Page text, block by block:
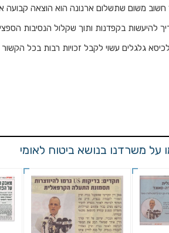
חשוב משום שתשלום ארנונה הוא הוצאה קבועה
להיעשות בקפדנות ותוך שקלול הנסיבות
גלגלים עשוי לקבל זכויות רבות בכל
על משרדנו בנושא ביטוח לאומי